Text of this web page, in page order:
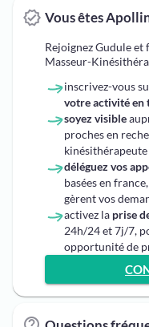
Vous êtes
Rejoignez Gudule
Masseur-
inscrivez-vous
votre activité en
soyez visible
proches en
déléguez vos
basées en
gèrent vos
activez la prise
24h/24 et 7j/7,
opportunité de